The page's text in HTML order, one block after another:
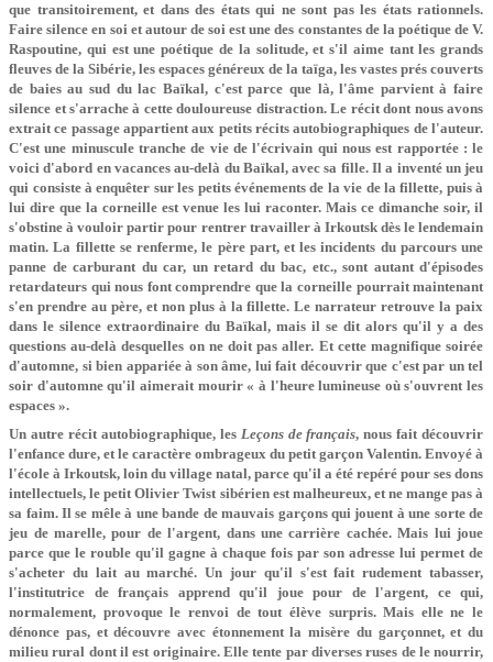
que transitoirement, et dans des états qui ne sont pas les états rationnels.
Faire silence en soi et autour de soi est une des constantes de la poétique de V.
Raspoutine, qui est une poétique de la solitude, et s'il aime tant les grands
fleuves de la Sibérie, les espaces généreux de la taïga, les vastes prés couverts
de baies au sud du lac Baïkal, c'est parce que là, l'âme parvient à faire
silence et s'arrache à cette douloureuse distraction. Le récit dont nous avons
extrait ce passage appartient aux petits récits autobiographiques de l'auteur.
C'est une minuscule tranche de vie de l'écrivain qui nous est rapportée : le
voici d'abord en vacances au-delà du Baïkal, avec sa fille. Il a inventé un jeu
qui consiste à enquêter sur les petits événements de la vie de la fillette, puis à
lui dire que la corneille est venue les lui raconter. Mais ce dimanche soir, il
s'obstine à vouloir partir pour rentrer travailler à Irkoutsk dès le lendemain
matin. La fillette se renferme, le père part, et les incidents du parcours une
panne de carburant du car, un retard du bac, etc., sont autant d'épisodes
retardateurs qui nous font comprendre que la corneille pourrait maintenant
s'en prendre au père, et non plus à la fillette. Le narrateur retrouve la paix
dans le silence extraordinaire du Baïkal, mais il se dit alors qu'il y a des
questions au-delà desquelles on ne doit pas aller. Et cette magnifique soirée
d'automne, si bien appariée à son âme, lui fait découvrir que c'est par un tel
soir d'automne qu'il aimerait mourir « à l'heure lumineuse où s'ouvrent les
espaces ».
Un autre récit autobiographique, les Leçons de français, nous fait découvrir
l'enfance dure, et le caractère ombrageux du petit garçon Valentin. Envoyé à
l'école à Irkoutsk, loin du village natal, parce qu'il a été repéré pour ses dons
intellectuels, le petit Olivier Twist sibérien est malheureux, et ne mange pas à
sa faim. Il se mêle à une bande de mauvais garçons qui jouent à une sorte de
jeu de marelle, pour de l'argent, dans une carrière cachée. Mais lui joue
parce que le rouble qu'il gagne à chaque fois par son adresse lui permet de
s'acheter du lait au marché. Un jour qu'il s'est fait rudement tabasser,
l'institutrice de français apprend qu'il joue pour de l'argent, ce qui,
normalement, provoque le renvoi de tout élève surpris. Mais elle ne le
dénonce pas, et découvre avec étonnement la misère du garçonnet, et du
milieu rural dont il est originaire. Elle tente par diverses ruses de le nourrir,